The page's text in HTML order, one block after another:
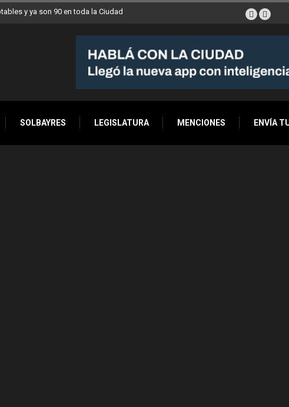
y ya son 90 en toda la Ciudad
SOLBAYRES LEGISLATURA MENCIONES ENVÍA